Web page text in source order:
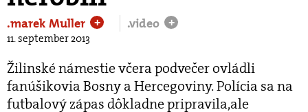
.marek Muller + .video +
11. september 2013
Žilinské námestie včera podvečer ovládli
fanúšikovia Bosny a Hercegoviny. Polícia sa na
futbalový zápas dôkladne pripravila,ale